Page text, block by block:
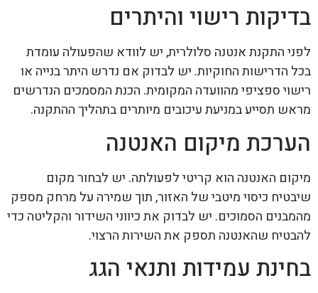
בדיקות רישוי והיתרים
לפני התקנת אנטנה סלולרית, יש לוודא שהפעולה עומדת
בכל הדרישות החוקיות. יש לבדוק אם נדרש היתר בנייה או
רישוי ספציפי מהוועדה המקומית. הכנת המסמכים הנדרשים
מראש תסייע במניעת עיכובים מיותרים בתהליך ההתקנה.
הערכת מיקום האנטנה
מיקום האנטנה הוא קריטי לפעולתה. יש לבחור מקום
שיבטיח כיסוי מיטבי של האזור, תוך שמירה על מרחק מספק
מהמבנים הסמוכים. יש לבדוק את כיווני השידור והקליטה כדי
להבטיח שהאנטנה תספק את השירות הרצוי.
בחינת עמידות ותנאי הגג